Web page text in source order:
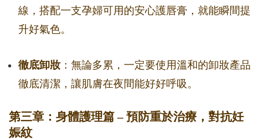
線，搭配一支孕婦可用的安心護唇膏，就能瞬間提
升好氣色。
徹底卸妝 ：無論多累，一定要使用溫和的卸妝產品
徹底清潔，讓肌膚在夜間能好好呼吸。
第三章：身體護理篇 – 預防重於治療，對抗妊
娠紋